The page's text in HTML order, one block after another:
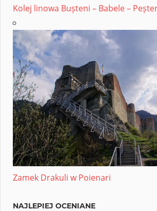
Kolej linowa Bușteni – Babele –
Zamek Drakuli w Poienari
NAJLEPIEJ OCENIANE